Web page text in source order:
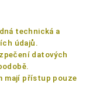
technická a
údajů.
datových
mají přístup pouze